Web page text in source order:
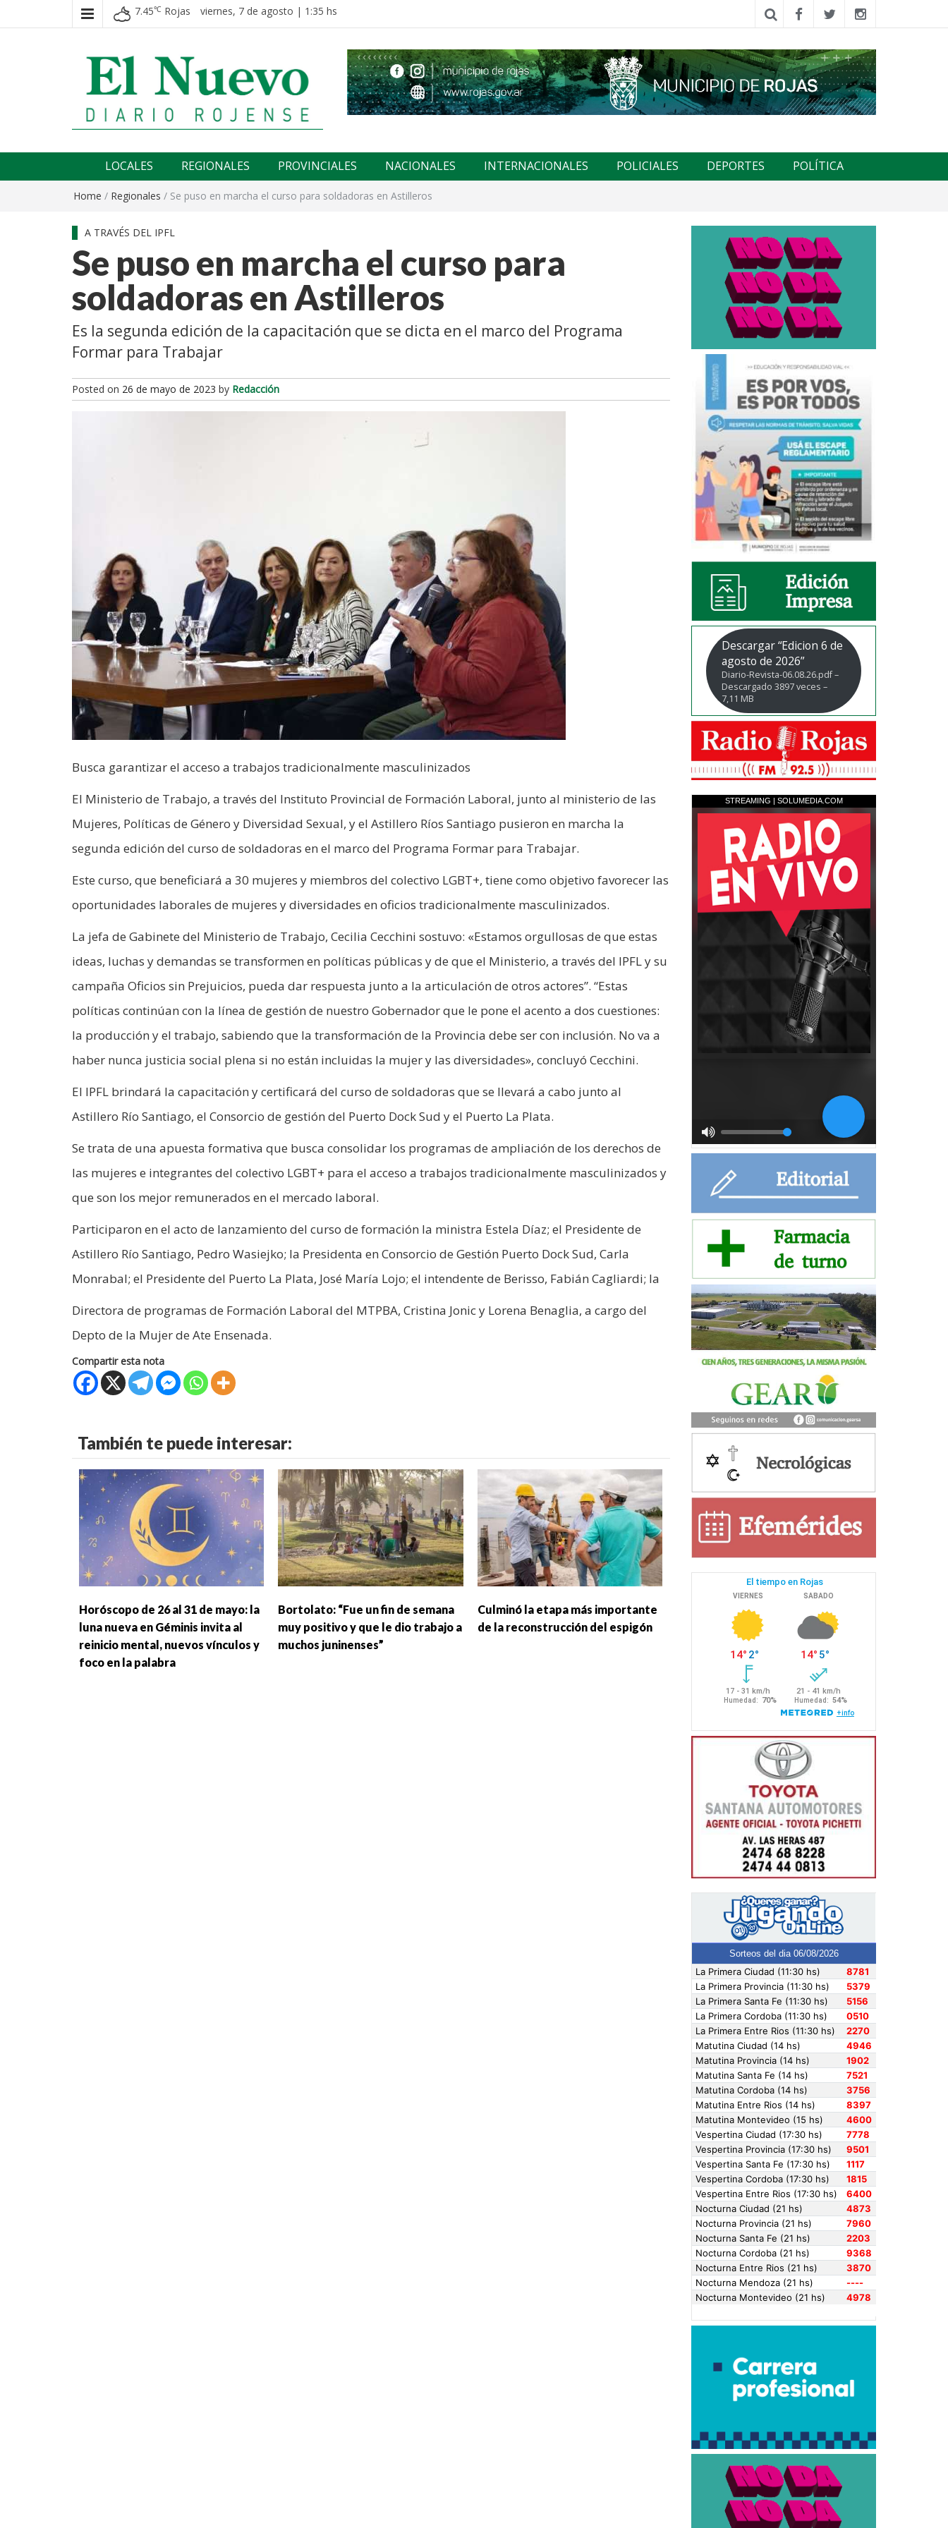
7.45℃ Rojas viernes, 7 de agosto | 1:35 hs
El nuevo rojense
LOCALES REGIONALES PROVINCIALES NACIONALES INTERNACIONALES POLICIALES DEPORTES POLÍTICA
Home / Regionales / Se puso en marcha el curso para soldadoras en Astilleros
A TRAVÉS DEL IPFL
Se puso en marcha el curso para
soldadoras en Astilleros
Es la segunda edición de la capacitación que se dicta en el marco del Programa
Formar para Trabajar
Posted on 26 de mayo de 2023 by Redacción
Busca garantizar el acceso a trabajos tradicionalmente masculinizados
El Ministerio de Trabajo, a través del Instituto Provincial de Formación Laboral, junto al ministerio de las
Mujeres, Políticas de Género y Diversidad Sexual, y el Astillero Ríos Santiago pusieron en marcha la
segunda edición del curso de soldadoras en el marco del Programa Formar para Trabajar.
Este curso, que beneficiará a 30 mujeres y miembros del colectivo LGBT+, tiene como objetivo favorecer las
oportunidades laborales de mujeres y diversidades en oficios tradicionalmente masculinizados.
La jefa de Gabinete del Ministerio de Trabajo, Cecilia Cecchini sostuvo: «Estamos orgullosas de que estas
ideas, luchas y demandas se transformen en políticas públicas y de que el Ministerio, a través del IPFL y su
campaña Oficios sin Prejuicios, pueda dar respuesta junto a la articulación de otros actores”. “Estas
políticas continúan con la línea de gestión de nuestro Gobernador que le pone el acento a dos cuestiones:
la producción y el trabajo, sabiendo que la transformación de la Provincia debe ser con inclusión. No va a
haber nunca justicia social plena si no están incluidas la mujer y las diversidades», concluyó Cecchini.
El IPFL brindará la capacitación y certificará del curso de soldadoras que se llevará a cabo junto al
Astillero Río Santiago, el Consorcio de gestión del Puerto Dock Sud y el Puerto La Plata.
Se trata de una apuesta formativa que busca consolidar los programas de ampliación de los derechos de
las mujeres e integrantes del colectivo LGBT+ para el acceso a trabajos tradicionalmente masculinizados y
que son los mejor remunerados en el mercado laboral.
Participaron en el acto de lanzamiento del curso de formación la ministra Estela Díaz; el Presidente de
Astillero Río Santiago, Pedro Wasiejko; la Presidenta en Consorcio de Gestión Puerto Dock Sud, Carla
Monrabal; el Presidente del Puerto La Plata, José María Lojo; el intendente de Berisso, Fabián Cagliardi; la
Directora de programas de Formación Laboral del MTPBA, Cristina Jonic y Lorena Benaglia, a cargo del
Depto de la Mujer de Ate Ensenada.
Compartir esta nota
También te puede interesar:
Horóscopo de 26 al 31 de mayo: la
luna nueva en Géminis invita al
reinicio mental, nuevos vínculos y
foco en la palabra
Bortolato: “Fue un fin de semana
muy positivo y que le dio trabajo a
muchos juninenses”
Culminó la etapa más importante
de la reconstrucción del espigón
Descargar “Edicion 6 de
agosto de 2026”
Diario-Revista-06.08.26.pdf –
Descargado 3897 veces –
7,11 MB